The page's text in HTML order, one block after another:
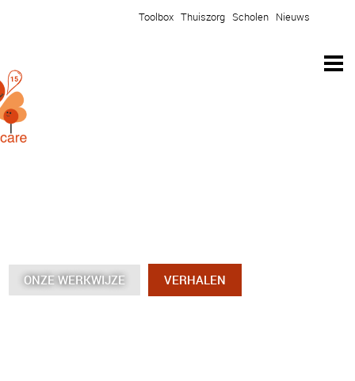
Toolbox Thuiszorg Scholen Nieuws
ONZE WERKWIJZE VERHALEN
ONZE WERKWIJZE VERHALEN
ONZE WERKWIJZE VERHALEN
ONZE WERKWIJZE VERHALEN